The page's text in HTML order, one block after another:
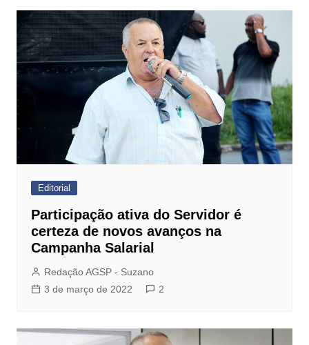
Editorial
Participação ativa do Servidor é
certeza de novos avanços na
Campanha Salarial
Redação AGSP - Suzano
3 de março de 2022
2